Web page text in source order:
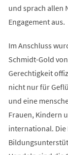
und sprach allen
Engagement aus.
Im Anschluss
Schmidt-Gold
Gerechtigkeit
nicht nur für
und eine
Frauen, Kindern
international. Die